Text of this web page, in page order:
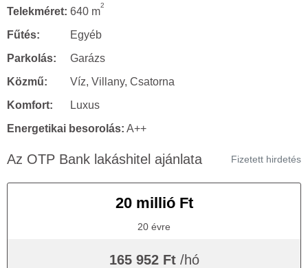
Telekméret: 640 m
2
Fűtés:
Egyéb
Parkolás:
Garázs
Közmű:
Víz, Villany, Csatorna
Komfort:
Luxus
Energetikai besorolás: A++
Az OTP Bank lakáshitel ajánlata Fizetett hirdetés
20 millió Ft
20 évre
165 952 Ft /hó